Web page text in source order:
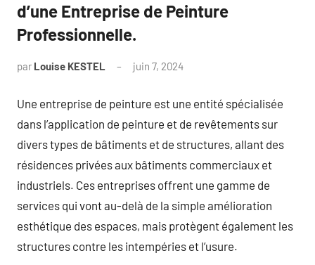
d’une Entreprise de Peinture
Professionnelle.
par Louise KESTEL juin 7, 2024
Une entreprise de peinture est une entité spécialisée
dans l’application de peinture et de revêtements sur
divers types de bâtiments et de structures, allant des
résidences privées aux bâtiments commerciaux et
industriels. Ces entreprises offrent une gamme de
services qui vont au-delà de la simple amélioration
esthétique des espaces, mais protègent également les
structures contre les intempéries et l’usure.